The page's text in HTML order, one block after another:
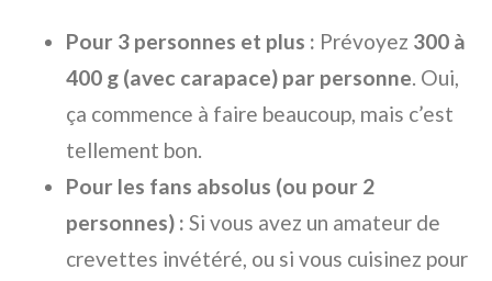
Pour 3 personnes et plus : Prévoyez 300 à
400 g (avec carapace) par personne. Oui,
ça commence à faire beaucoup, mais c’est
tellement bon.
Pour les fans absolus (ou pour 2
personnes) : Si vous avez un amateur de
crevettes invétéré, ou si vous cuisinez pour